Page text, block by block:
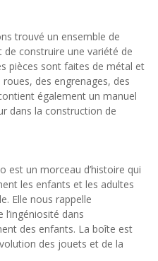
trouvé un ensemble de
construire une variété de
pièces sont faites de métal et
des engrenages, des
également un manuel
dans la construction de
est un morceau d’histoire qui
les enfants et les adultes
Elle nous rappelle
dans
des enfants. La boîte est
des jouets et de la